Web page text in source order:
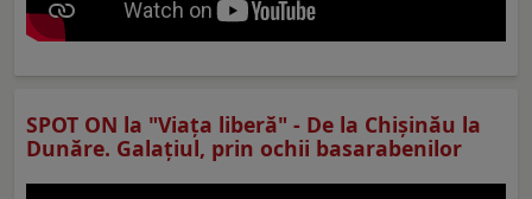
SPOT ON la "Viaţa liberă" - De la Chișinău la
Dunăre. Galațiul, prin ochii basarabenilor